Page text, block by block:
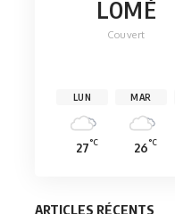
LOMÉ
Couvert
LUN
27°C
MAR
26°C
ARTICLES RÉCENTS